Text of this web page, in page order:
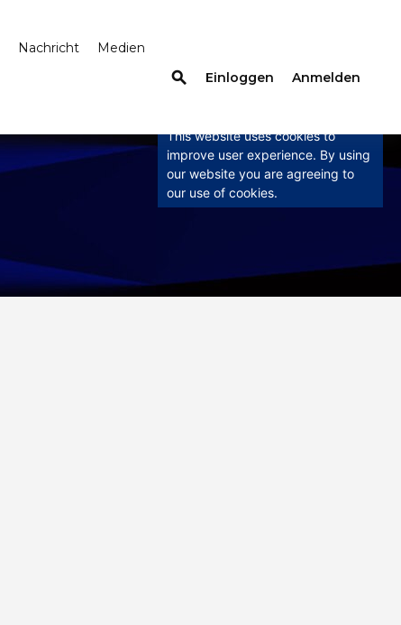
Nachricht Medien
search Einloggen Anmelden
This website uses
This website uses cookies to
improve user experience. By using
our website you are agreeing to
our use of cookies.